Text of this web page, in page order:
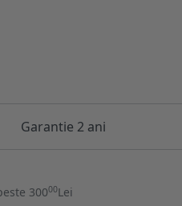
Garantie 2 ani
30000Lei